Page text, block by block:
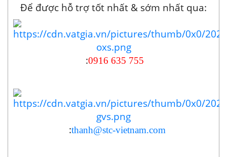
Để được hỗ trợ tốt nhất & sớm nhất qua:
:0916 635 755
:thanh@stc-vietnam.com